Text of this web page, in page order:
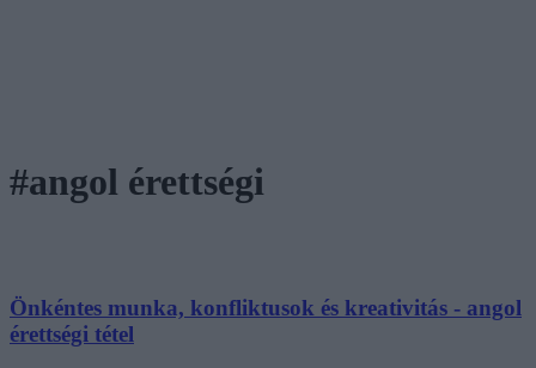
#angol érettségi
Önkéntes munka, konfliktusok és kreativitás - angol
érettségi tétel